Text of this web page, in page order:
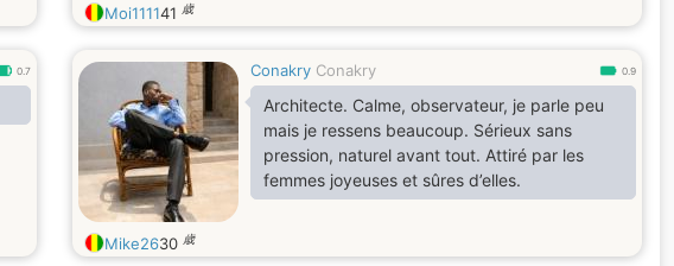
Moi111141 歳
0.7 Conakry Conakry 0.9
Architecte. Calme, observateur, je parle peu
mais je ressens beaucoup. Sérieux sans
pression, naturel avant tout. Attiré par les
femmes joyeuses et sûres d’elles.
Mike2630 歳